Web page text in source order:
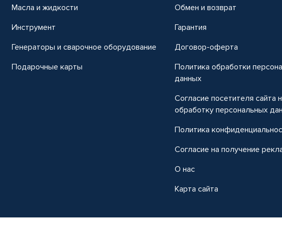
Масла и жидкости
Инструмент
Генераторы и сварочное оборудование
Подарочные карты
Обмен и возврат
Гарантия
Договор-оферта
Политика обработки
данных
Согласие посетителя сайта
обработку персональных
Политика
Согласие на получение
О нас
Карта сайта